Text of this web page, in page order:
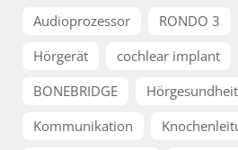
Audioprozessor
RONDO 3
Hörgerät
cochlear implant
BONEBRIDGE
Hörgesundheit
Kommunikation